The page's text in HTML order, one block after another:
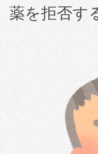
薬を拒否す